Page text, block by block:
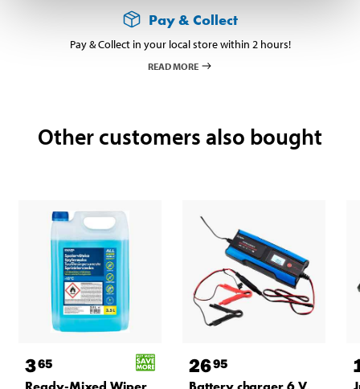
Pay & Collect
Pay & Collect in your local store within 2 hours!
READ MORE
Other customers also bought
365 2695